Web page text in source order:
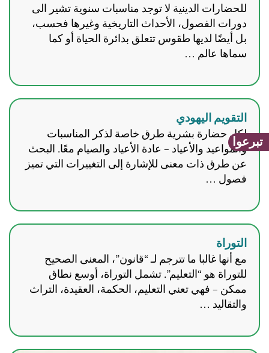
للحضارات الدينية لا توجد مناسبات سنوية تشير الى
دورات الفصول، الأحداث التاريخية وغيرها فحسب،
بل أيضًا لديها طقوس تتعلق بدائرة الحياة أو كما
سماها عالم …
التقويم اليهودي
لكل حضارة بشرية طرق خاصة لذكر المناسبات
والمواعيد والأعياد – عادة الأعياد والصيام معًا. البحث
عن طرق ذات معنى للإشارة إلى التغييرات التي تميز
فصول …
التوراة
مع أنها غالبا ما تترجم لـ “قانون”، المعنى الصحيح
للتوراة هو “التعليم”. تشمل التوراة، أوسع نطاق
ممكن – فهي تعني التعليم، الحكمة، العقيدة، التراث
والتقاليد …
تبرعوا